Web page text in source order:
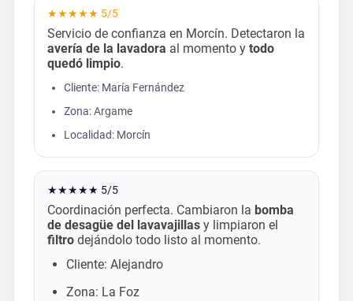
★★★★★ 5/5
Servicio de confianza en Morcín. Detectaron la
avería de la lavadora al momento y todo
quedó limpio.
Cliente: María Fernández
Zona: Argame
Localidad: Morcín
★★★★★ 5/5
Coordinación perfecta. Cambiaron la bomba
de desagüe del lavavajillasy limpiaron el
filtrodejándolo todo listo al momento.
Cliente: Alejandro
Zona: La Foz